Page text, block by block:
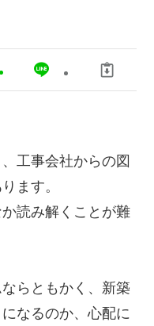
工事会社からの図
ます。
読み解くことが難
らともかく、新築
なるのか、心配に